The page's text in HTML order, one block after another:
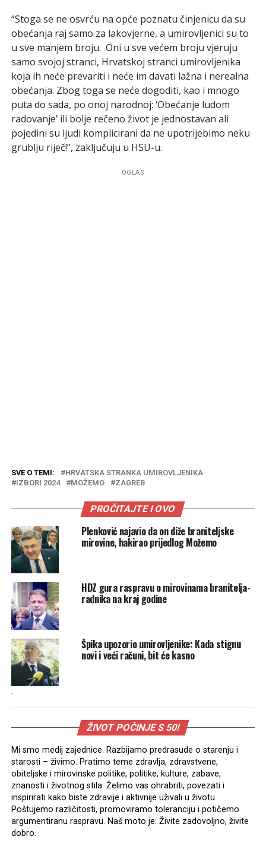
“Stoga se ne osvrću na opće poznatu činjenicu da su
obećanja raj samo za lakovjerne, a umirovljenici su to
u sve manjem broju. Oni u sve većem broju vjeruju
samo svojoj stranci, Hrvatskoj stranci umirovljenika
koja ih neće prevariti i neće im davati lažna i nerealna
obećanja. Zbog toga se neće dogoditi, kao i mnogo
puta do sada, po onoj narodnoj: ‘Obećanje ludom
radovanje’ ili bolje rečeno život je jednostavan ali
pojedini su ljudi komplicirani da ne upotrijebimo neku
grublju riječ!”, zaključuju u HSU-u.
OGLAS
SVE O TEMI:
HRVATSKA STRANKA UMIROVLJENIKA
IZBORI 2024
MOŽEMO ZAGREB
PROČITAJTE I OVO
Plenković najavio da on diže braniteljske
mirovine, hakirao prijedlog Možemo
HDZ gura raspravu o mirovinama branitelja-
radnika na kraj godine
Špika upozorio umirovljenike: Kada stignu
novi i veći računi, bit će kasno
.
ŽIVOT POČINJE S 50!
Mi smo medij zajednice. Razbijamo predrasude o starenju i
starosti – živimo. Pratimo teme zdravlja, zdravstvene,
obiteljske i mirovinske politike, politike, kulture, zabave,
znanosti i životnog stila. Želimo vas ohrabriti, povezati i
inspirirati kako biste zdravije i aktivnije uživali u životu.
Poštujemo različitosti, promoviramo toleranciju i potičemo
argumentiranu raspravu. Naš moto je: Živite zadovoljno, živite
dobro.